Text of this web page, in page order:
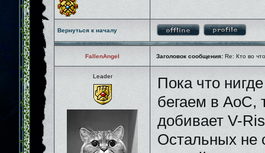
Вернуться к началу
FallenAngel Заголовок сообщения: Re: Кто во
Leader
Пока что
бегаем в AoC,
добивает V-
Остальных не